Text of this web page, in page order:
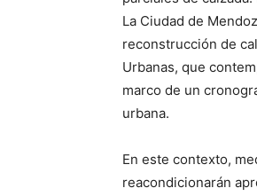
La Ciudad de
reconstrucción de
Urbanas, que
marco de un
urbana.
En este contexto,
reacondicionarán